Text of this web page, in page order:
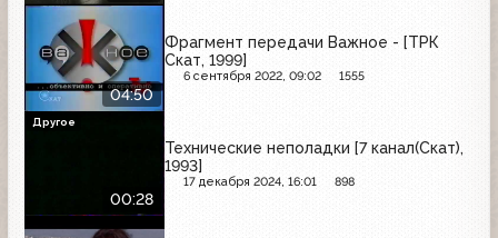
04:50
Фрагмент передачи Важное - [ТРК
Скат, 1999]
6 сентября 2022, 09:02 1555
00:28
Технические неполадки [7 канал(Скат),
1993]
17 декабря 2024, 16:01 898
Другое